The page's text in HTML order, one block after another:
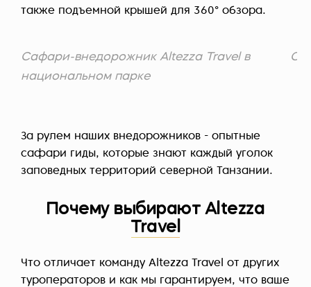
также подъемной крышей для 360° обзора.
Сафари-внедорожник Altezza Travel в
национальном парке
За рулем наших внедорожников - опытные
сафари гиды, которые знают каждый уголок
заповедных территорий северной Танзании.
Почему выбирают Altezza
Travel
Что отличает команду Altezza Travel от других
туроператоров и как мы гарантируем, что ваше